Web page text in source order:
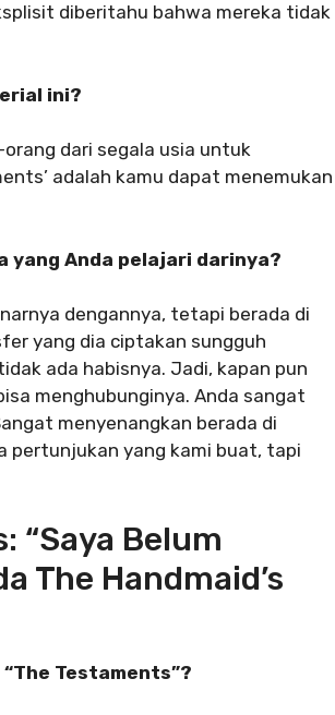
diberitahu bahwa mereka tidak
ini?
dari segala usia untuk
adalah kamu dapat menemukan
yang Anda pelajari darinya?
dengannya, tetapi berada di
yang dia ciptakan sungguh
ada habisnya. Jadi, kapan pun
menghubunginya. Anda sangat
menyenangkan berada di
pertunjukan yang kami buat, tapi
“Saya Belum
The Handmaid’s
Testaments”?